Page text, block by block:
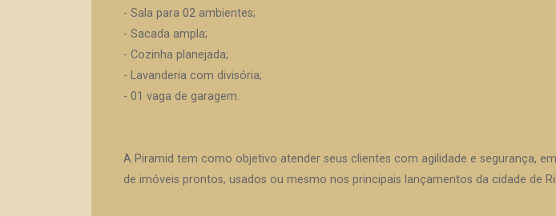
- Sala para 02 ambientes;
- Sacada ampla;
- Cozinha planejada;
- Lavanderia com divisória;
- 01 vaga de garagem.
A Piramid tem como objetivo atender seus clientes com agilidade e segurança,
de imóveis prontos, usados ou mesmo nos principais lançamentos da cidade de